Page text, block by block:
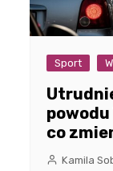
Sport
powodu
co
Kamila